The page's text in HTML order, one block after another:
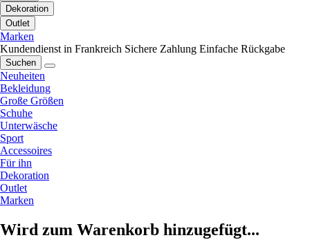
Dekoration
Outlet
Marken
Kundendienst in Frankreich Sichere Zahlung Einfache Rückgabe
Suchen
Neuheiten
Bekleidung
Große Größen
Schuhe
Unterwäsche
Sport
Accessoires
Für ihn
Dekoration
Outlet
Marken
Wird zum Warenkorb hinzugefügt...